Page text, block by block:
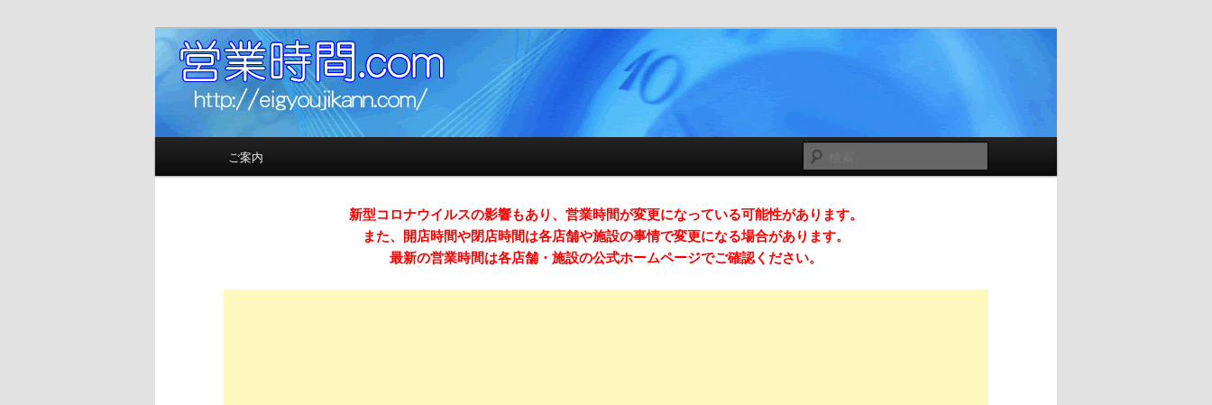
営業時間.com （スマホ対応）
お店の営業時間（開店時間＆閉店時間）ガイドサイト
索
メインメニュー
メインコンテンツへ移動
サブコンテンツへ移動
ご案内
新型コロナウイルスの影響もあり、営業時間が変更になっている可能性があります。
また、開店時間や閉店時間は各店舗や施設の事情で変更になる場合があります。
最新の営業時間は各店舗・施設の公式ホームページでご確認ください。